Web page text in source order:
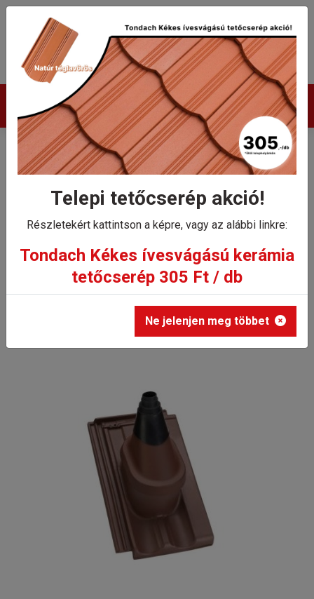
Termékek
Tondach antennakivezető
szett Renoton 9
tetőcseréphez
Kezdőlap
Tondach antennakivezető szett Renoton 9
tetőcseréphez
Telepi tetőcserép akció!
Részletekért kattintson a képre, vagy az alábbi linkre:
Tondach Kékes ívesvágású kerámia
tetőcserép 305 Ft / db
Ne jelenjen meg többet